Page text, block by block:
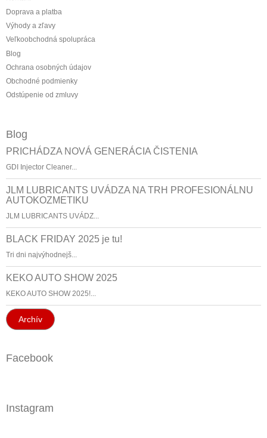
Doprava a platba
Výhody a zľavy
Veľkoobchodná spolupráca
Blog
Ochrana osobných údajov
Obchodné podmienky
Odstúpenie od zmluvy
Blog
PRICHÁDZA NOVÁ GENERÁCIA ČISTENIA
GDI Injector Cleaner...
JLM LUBRICANTS UVÁDZA NA TRH PROFESIONÁLNU
AUTOKOZMETIKU
JLM LUBRICANTS UVÁDZ...
BLACK FRIDAY 2025 je tu!
Tri dni najvýhodnejš...
KEKO AUTO SHOW 2025
KEKO AUTO SHOW 2025!...
Archív
Facebook
Instagram